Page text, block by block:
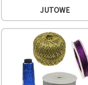
Akceptuj
wszystkie
Ustawienia
JUTOWE